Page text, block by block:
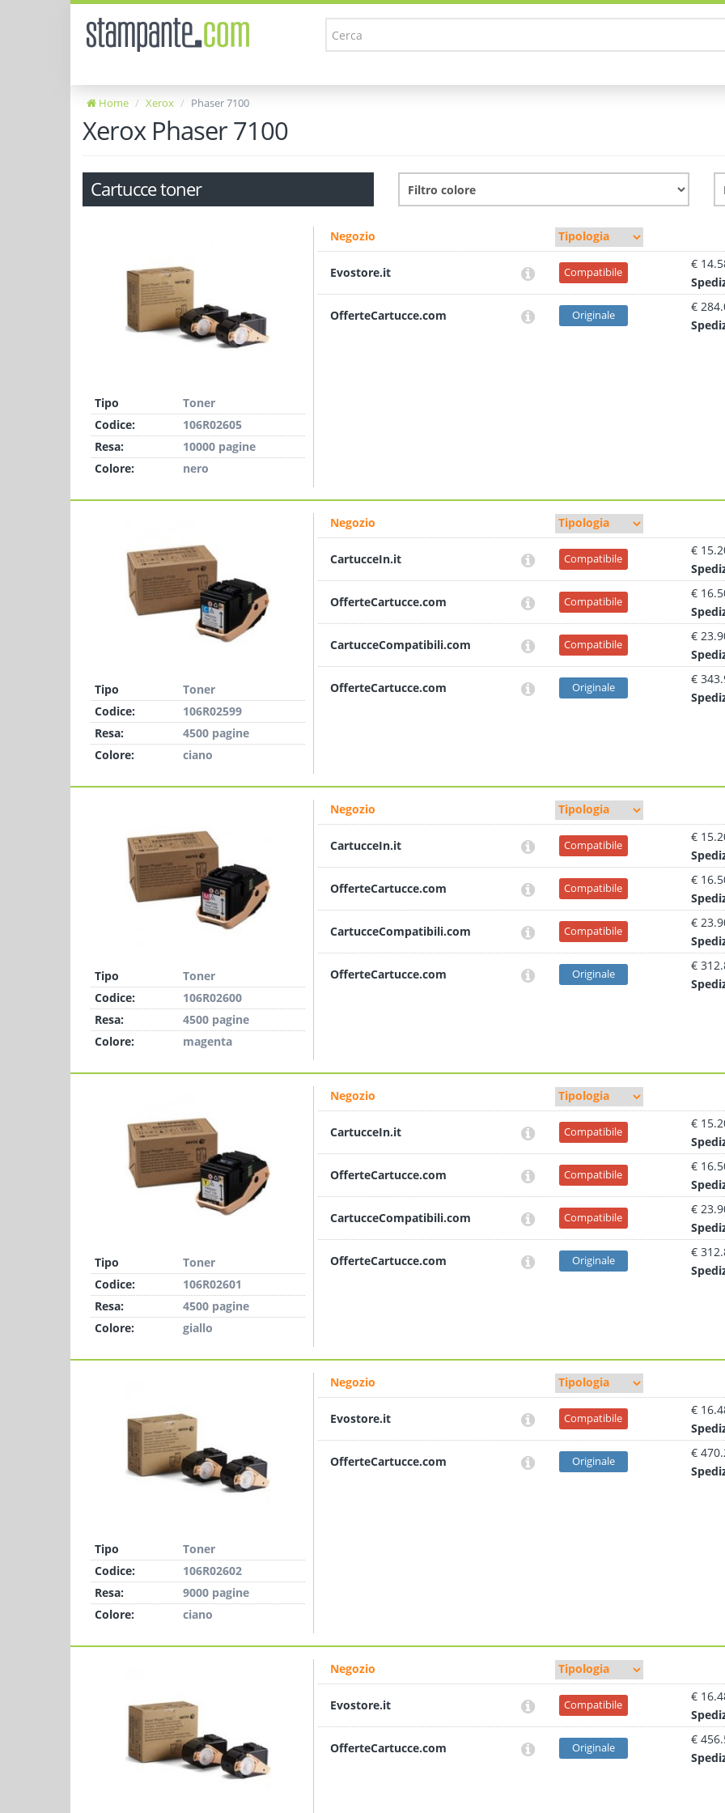
Home Xerox Phaser 7100
Xerox Phaser 7100
Cartucce toner
Tipo
Toner
Codice:
106R02605
Resa:
10000 pagine
Colore:
nero
Negozio
Evostore.it Compatibile
€
Sped
OfferteCartucce.com Originale
€
Sped
Tipo
Toner
Codice:
106R02599
Resa:
4500 pagine
Colore:
ciano
Negozio
CartucceIn.it Compatibile
€
Sped
OfferteCartucce.com Compatibile
€
Sped
CartucceCompatibili.com Compatibile
€
Sped
OfferteCartucce.com Originale
€
Sped
Tipo
Toner
Codice:
106R02600
Resa:
4500 pagine
Colore:
magenta
Negozio
CartucceIn.it Compatibile
€
Sped
OfferteCartucce.com Compatibile
€
Sped
CartucceCompatibili.com Compatibile
€
Sped
OfferteCartucce.com Originale
€
Sped
Tipo
Toner
Codice:
106R02601
Resa:
4500 pagine
Colore:
giallo
Negozio
CartucceIn.it Compatibile
€
Sped
OfferteCartucce.com Compatibile
€
Sped
CartucceCompatibili.com Compatibile
€
Sped
OfferteCartucce.com Originale
€
Sped
Tipo
Toner
Codice:
106R02602
Resa:
9000 pagine
Colore:
ciano
Negozio
Evostore.it Compatibile
€
Sped
OfferteCartucce.com Originale
€
Sped
Negozio
Evostore.it Compatibile
€
Sped
OfferteCartucce.com Originale
€
Sped